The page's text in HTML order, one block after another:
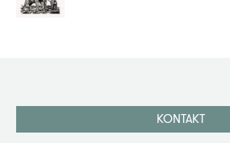
KONTAKT